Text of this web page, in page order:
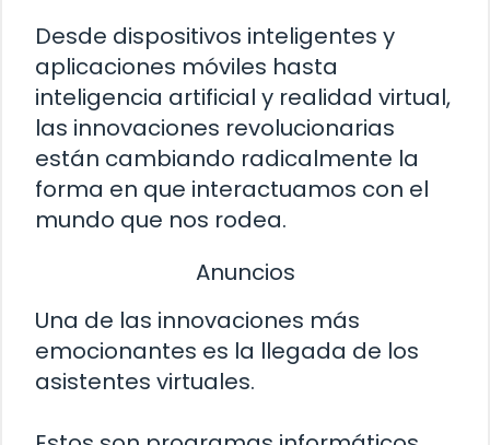
Desde dispositivos inteligentes y
aplicaciones móviles hasta
inteligencia artificial y realidad virtual,
las innovaciones revolucionarias
están cambiando radicalmente la
forma en que interactuamos con el
mundo que nos rodea.
Anuncios
Una de las innovaciones más
emocionantes es la llegada de los
asistentes virtuales.